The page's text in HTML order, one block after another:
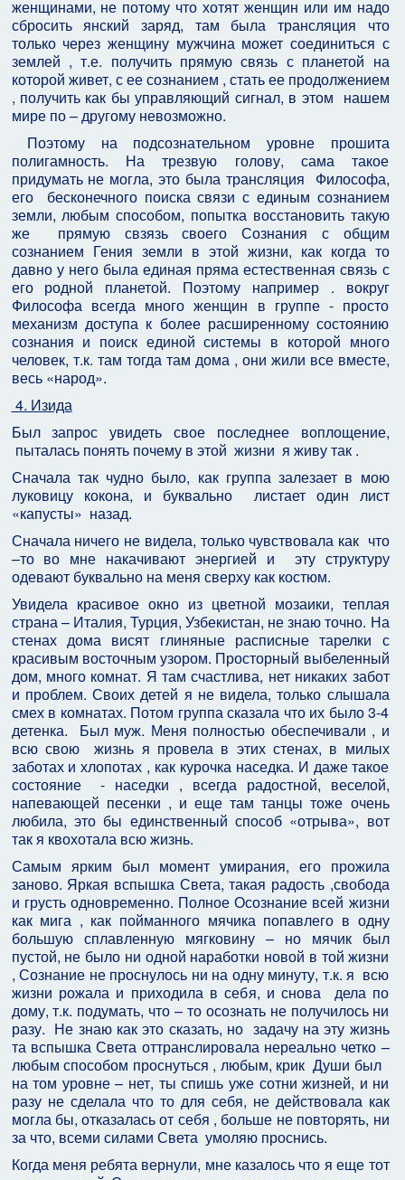
женщинами, не потому что хотят женщин или им надо
сбросить янский заряд, там была трансляция что
только через женщину мужчина может соединиться с
землей , т.е. получить прямую связь с планетой на
которой живет, с ее сознанием , стать ее продолжением
, получить как бы управляющий сигнал, в этом нашем
мире по – другому невозможно.
Поэтому на подсознательном уровне прошита
полигамность. На трезвую голову, сама такое
придумать не могла, это была трансляция Философа,
его бесконечного поиска связи с единым сознанием
земли, любым способом, попытка восстановить такую
же прямую свзязь своего Сознания с общим
сознанием Гения земли в этой жизни, как когда то
давно у него была единая пряма естественная связь с
его родной планетой. Поэтому например . вокруг
Философа всегда много женщин в группе - просто
механизм доступа к более расширенному состоянию
сознания и поиск единой системы в которой много
человек, т.к. там тогда там дома , они жили все вместе,
весь «народ».
4. Изида
Был запрос увидеть свое последнее воплощение,
пыталась понять почему в этой жизни я живу так .
Сначала так чудно было, как группа залезает в мою
луковицу кокона, и буквально листает один лист
«капусты» назад.
Сначала ничего не видела, только чувствовала как что
–то во мне накачивают энергией и эту структуру
одевают буквально на меня сверху как костюм.
Увидела красивое окно из цветной мозаики, теплая
страна – Италия, Турция, Узбекистан, не знаю точно. На
стенах дома висят глиняные расписные тарелки с
красивым восточным узором. Просторный выбеленный
дом, много комнат. Я там счастлива, нет никаких забот
и проблем. Своих детей я не видела, только слышала
смех в комнатах. Потом группа сказала что их было 3-4
детенка. Был муж. Меня полностью обеспечивали , и
всю свою жизнь я провела в этих стенах, в милых
заботах и хлопотах , как курочка наседка. И даже такое
состояние - наседки , всегда радостной, веселой,
напевающей песенки , и еще там танцы тоже очень
любила, это бы единственный способ «отрыва», вот
так я квохотала всю жизнь.
Самым ярким был момент умирания, его прожила
заново. Яркая вспышка Света, такая радость ,свобода
и грусть одновременно. Полное Осознание всей жизни
как мига , как пойманного мячика попавлего в одну
большую сплавленную мягковину – но мячик был
пустой, не было ни одной наработки новой в той жизни
, Сознание не проснулось ни на одну минуту, т.к. я всю
жизни рожала и приходила в себя, и снова дела по
дому, т.к. подумать, что – то осознать не получилось ни
разу. Не знаю как это сказать, но задачу на эту жизнь
та вспышка Света оттранслировала нереально четко –
любым способом проснуться , любым, крик Души был
на том уровне – нет, ты спишь уже сотни жизней, и ни
разу не сделала что то для себя, не действовала как
могла бы, отказалась от себя , больше не повторять, ни
за что, всеми силами Света умоляю проснись.
Когда меня ребята вернули, мне казалось что я еще тот